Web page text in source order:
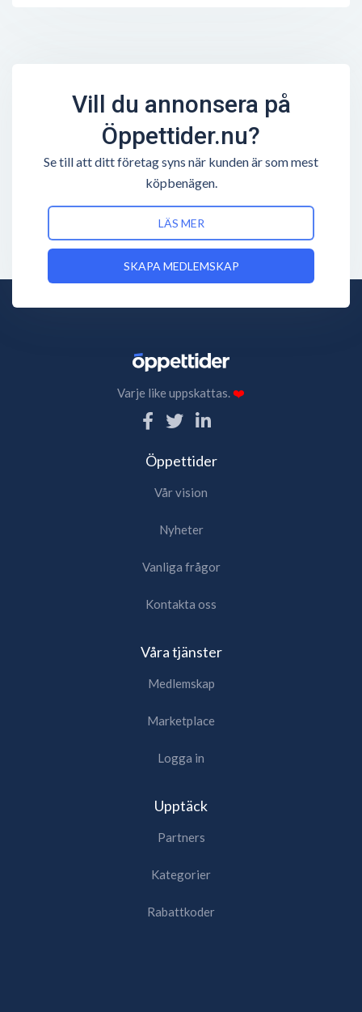
Vill du annonsera på
Öppettider.nu?
Se till att ditt företag syns när kunden är som mest
köpbenägen.
LÄS MER
SKAPA MEDLEMSKAP
Varje like uppskattas.❤️
Öppettider
Vår vision
Nyheter
Vanliga frågor
Kontakta oss
Våra tjänster
Medlemskap
Marketplace
Logga in
Upptäck
Partners
Kategorier
Rabattkoder